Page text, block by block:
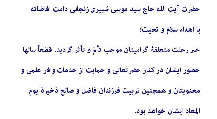
حضرت آیت الله حاج سید موسی شبیری زنجانی دامت افاضاته
با اهداء سلام و تحیت؛
خبر رحلت متعلقۀ گرامیتان موجب تألم و تأثر گردید. قطعاً سالها
حضور ایشان در کنار حضرتعالی و حمایت از خدمات وافر علمی و
معنویتان و همچنین تربیت فرزندان فاضل و صالح ذخیرۀ یوم
المعاد ایشان خواهد بود.